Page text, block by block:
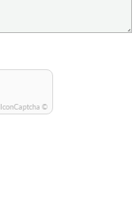
IconCaptcha ©